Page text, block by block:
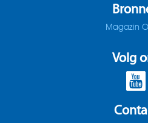
Magazin
Volg